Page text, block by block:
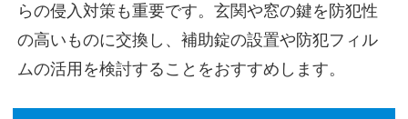
らの侵入対策も重要です。玄関や窓の鍵を防犯性
の高いものに交換し、補助錠の設置や防犯フィル
ムの活用を検討することをおすすめします。